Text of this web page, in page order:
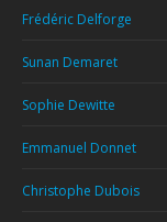
Frédéric Delforge
Sunan Demaret
Sophie Dewitte
Emmanuel Donnet
Christophe Dubois